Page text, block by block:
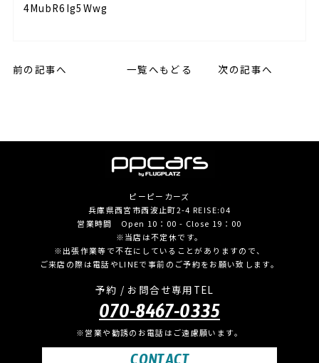
4MubR6Ig5Wwg
前の記事へ 次の記事へ
一覧へもどる
ピーピーカーズ
兵庫県西宮市西波止町2-4 REISE:04
営業時間 Open 10：00 - Close 19：00
※当店は不定休です。
※出張作業等で不在にしていることがありますので、
ご来店の際は電話やLINEで事前のご予約をお願い致します。
予約 / お問合せ専用TEL
070-8467-0335
※営業や勧誘のお電話はご遠慮願います。